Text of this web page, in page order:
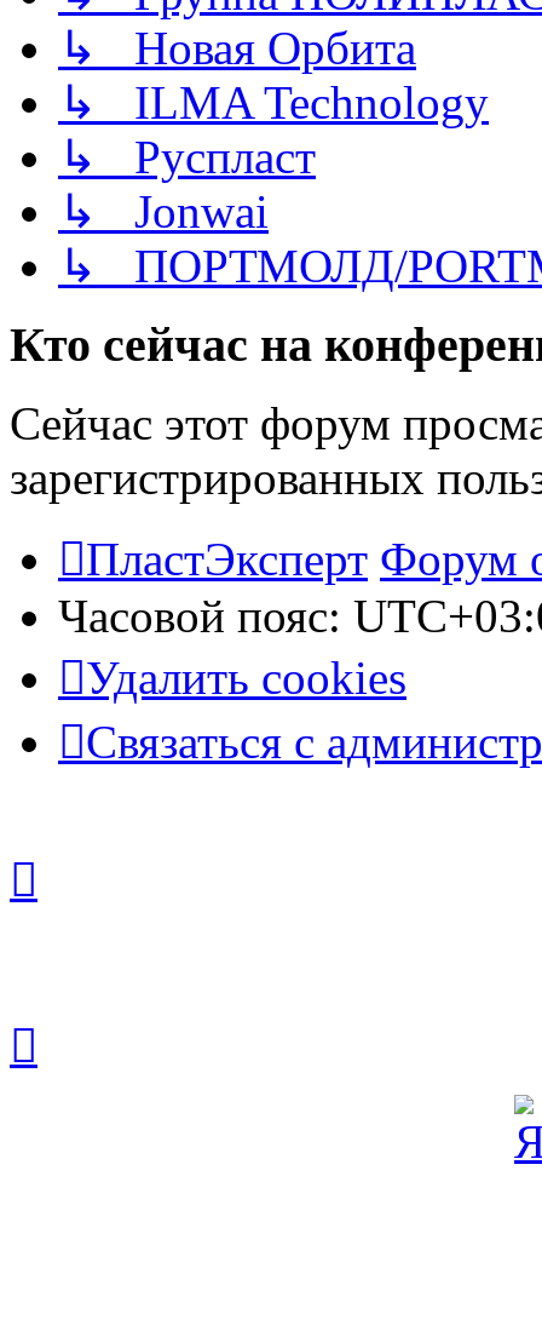
↳ Новая Орбита
↳ ILMA Technology
↳ Руспласт
↳ Jonwai
↳ ПОРТМОЛД/
Кто сейчас на
Сейчас этот форум
зарегистрированных
ПластЭксперт Форум
Часовой пояс:
Удалить cookies
Связаться с